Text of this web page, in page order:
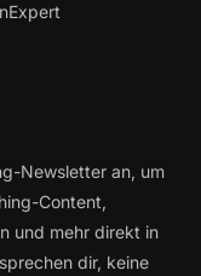
Newsletter an, um
Content,
und mehr direkt in
dir, keine